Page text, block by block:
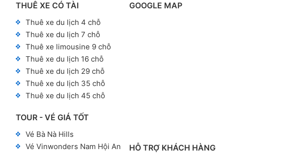
THUÊ XE CÓ TÀI
Thuê xe du lịch 4 chỗ
Thuê xe du lịch 7 chỗ
Thuê xe limousine 9 chỗ
Thuê xe du lịch 16 chỗ
Thuê xe du lịch 29 chỗ
Thuê xe du lịch 35 chỗ
Thuê xe du lịch 45 chỗ
TOUR - VÉ GIÁ TỐT
Vé Bà Nà Hills
Vé Vinwonders Nam Hội An
GOOGLE MAP
HỖ TRỢ KHÁCH HÀNG